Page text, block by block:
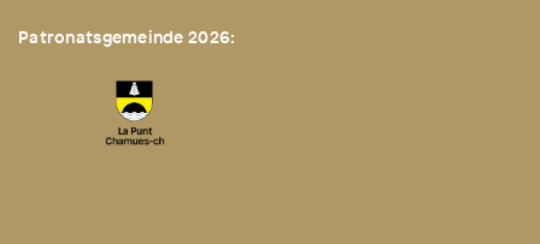
Patronatsgemeinde 2026: